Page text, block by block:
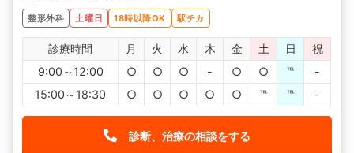
整形外科 土曜日 18時以降OK 駅チカ
診療時間 月 火 水 木 金 土 日
祝
9:00～12:00
○ ○ ○ - ○ ○ ℡
-
15:00～18:30
○ ○ ○ ○ ○ ℡ ℡ -
診断、治療の相談をする